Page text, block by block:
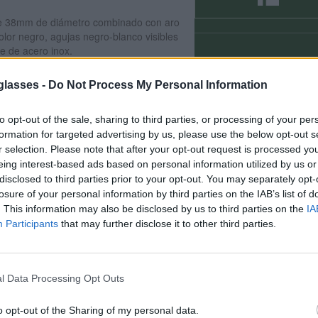
- Do Not Process My Personal Information
opt-out of the sale, sharing to third parties, or processing of your
for targeted advertising by us, please use the below opt-out
selection. Please note that after your opt-out request is processed
interest-based ads based on personal information utilized by us
to third parties prior to your opt-out. You may separately
of your personal information by third parties on the IAB’s list of
This information may also be disclosed by us to third parties on the
Participants that may further disclose it to other third parties.
Data Processing Opt Outs
opt-out of the Sharing of my personal data.
de diámetro combinado con aro
negro, agujas negro-blanco visibles
de acero inox.
detalle para máxima calidad y
resistente a salpicaduras· ancho de
y ligero
reutilizable.
cámbialo por otro y lo enviamos
2 de la cesta para más